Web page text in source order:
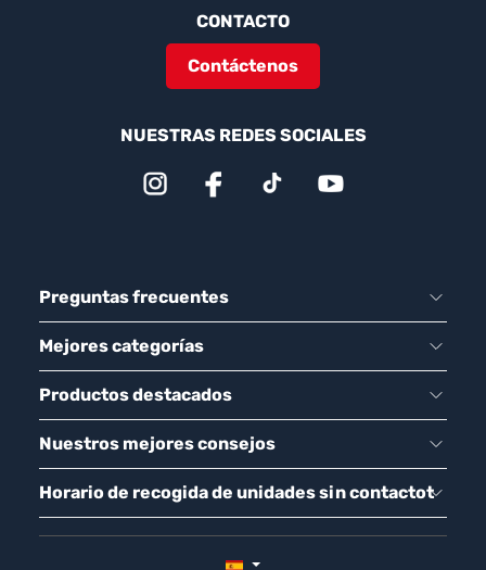
CONTACTO
Contáctenos
NUESTRAS REDES SOCIALES
Preguntas frecuentes
Mejores categorías
Productos destacados
Nuestros mejores consejos
Horario de recogida de unidades sin contactot